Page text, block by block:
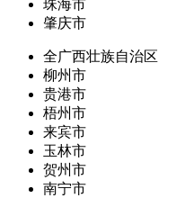
珠海市
肇庆市
全广西壮族自治区
柳州市
贵港市
梧州市
来宾市
玉林市
贺州市
南宁市